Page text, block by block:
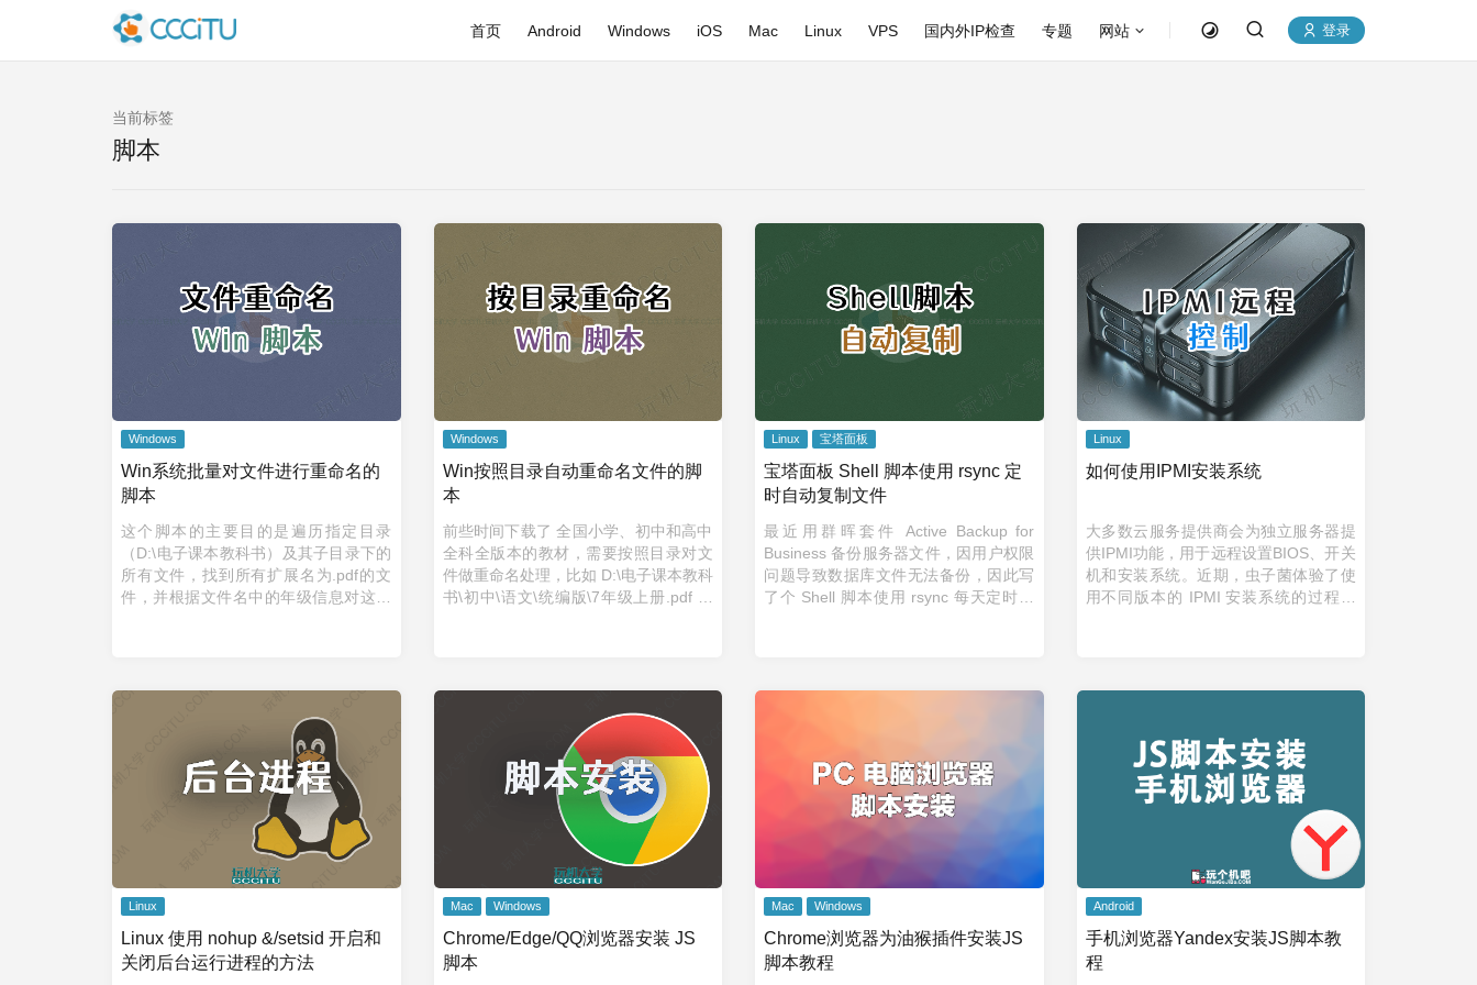
首页 Android Windows iOS Mac Linux VPS 国内外IP检查 专题 网站 登录
当前标签
脚本
Windows
Win系统批量对文件进行重命名的
脚本
这个脚本的主要目的是遍历指定目录
（D:\电子课本教科书）及其子目录下的
所有文件，找到所有扩展名为.pdf的文
件，并根据文件名中的年级信息对这些
Windows
Win按照目录自动重命名文件的脚
本
前些时间下载了 全国小学、初中和高中
全科全版本的教材，需要按照目录对文
件做重命名处理，比如 D:\电子课本教科
书\初中\语文\统编版\7年级上册.pdf 重
Linux 宝塔面板
宝塔面板 Shell 脚本使用 rsync 定
时自动复制文件
最近用群晖套件 Active Backup for
Business 备份服务器文件，因用户权限
问题导致数据库文件无法备份，因此写
了个 Shell 脚本使用 rsync 每天定时自
Linux
如何使用IPMI安装系统
大多数云服务提供商会为独立服务器提
供IPMI功能，用于远程设置BIOS、开关
机和安装系统。近期，虫子菌体验了使
用不同版本的 IPMI 安装系统的过程，
Linux
Linux 使用 nohup &/setsid 开启和
关闭后台运行进程的方法
Mac Windows
Chrome/Edge/QQ浏览器安装 JS
脚本
Mac Windows
Chrome浏览器为油猴插件安装JS
脚本教程
Android
手机浏览器Yandex安装JS脚本教
程